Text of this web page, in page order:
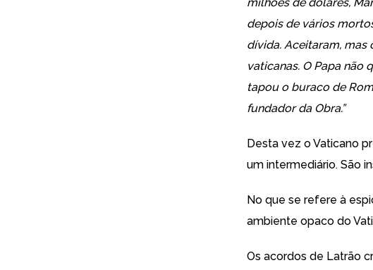
depois de vários
dívida. Aceitaram, mas
vaticanas. O Papa não
tapou o buraco de
fundador da Obra.”
Desta vez o Vaticano
um intermediário. São
No que se refere à
ambiente opaco do
Os acordos de Latrão